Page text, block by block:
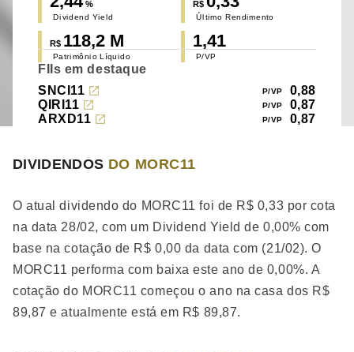
%
Dividend Yield
R$
Último Rendimento
R$ 118,2 M
Patrimônio Líquido
1,41
P/VP
FIIs em destaque
SNCI11
0,88
QIRI11
0,87
ARXD11
0,87
DIVIDENDOS DO MORC11
O atual dividendo do MORC11 foi de R$ 0,33 por cota
na data 28/02, com um Dividend Yield de 0,00% com
base na cotação de R$ 0,00 da data com (21/02). O
MORC11 performa com baixa este ano de 0,00%. A
cotação do MORC11 começou o ano na casa dos R$
89,87 e atualmente está em R$ 89,87.